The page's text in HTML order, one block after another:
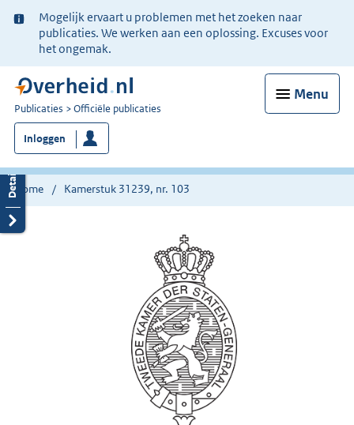
Ter
informatie:
Mogelijk ervaart u problemen met het zoeken naar
publicaties. We werken aan een oplossing. Excuses voor
het ongemak.
Menu
U
bent
nu
hier:
Publicaties Officiële publicaties
Inloggen
Home Kamerstuk 31239, nr. 103